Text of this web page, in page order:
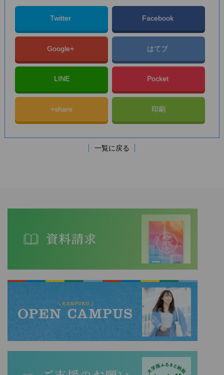
Twitter Facebook
Google+ はてブ
LINE Pocket
+share 印刷
一覧に戻る